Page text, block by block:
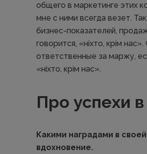
общего в маркетинге этих
мне с ними всегда везет.
бизнес-показателей,
говорится, «ніхто, крім
ответственные за маржу,
«ніхто, крім нас».
Про успехи
Какими наградами в
вдохновение.